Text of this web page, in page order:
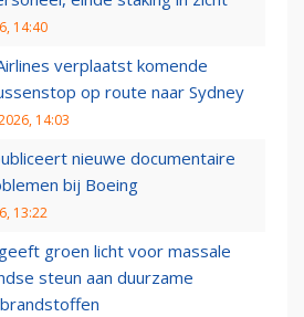
14:40
verplaatst komende
op route naar Sydney
14:03
nieuwe documentaire
bij Boeing
13:22
groen licht voor massale
steun aan duurzame